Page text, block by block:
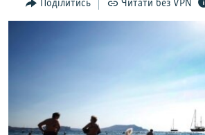
навігації
Перейти
БЛОГИ
СПЕЦПРОЕКТИ
ДЕПОРТАЦІЯ
ЯК ОБІЙТИ БЛОКУВАННЯ
Поділитись Читати без VPN